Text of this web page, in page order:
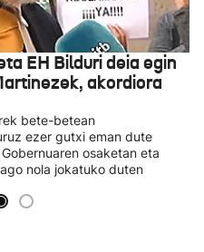
EH Bilduri deia egin
akordiora
bete-betean
ezer gutxi eman dute
osaketan eta
nola jokatuko duten